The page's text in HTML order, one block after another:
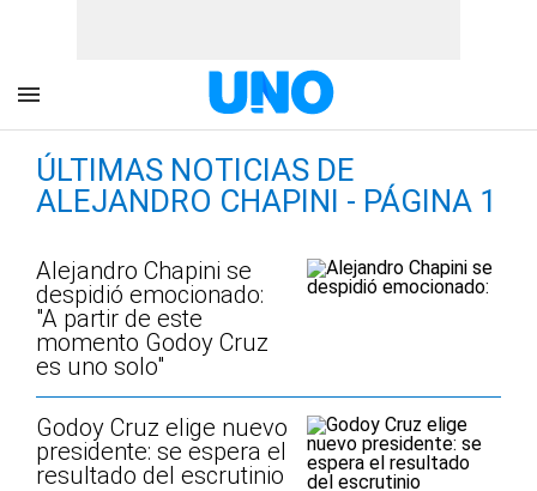
ÚLTIMAS NOTICIAS DE
ALEJANDRO CHAPINI - PÁGINA 1
Alejandro Chapini se
despidió emocionado:
"A partir de este
momento Godoy Cruz
es uno solo"
Godoy Cruz elige nuevo
presidente: se espera el
resultado del escrutinio